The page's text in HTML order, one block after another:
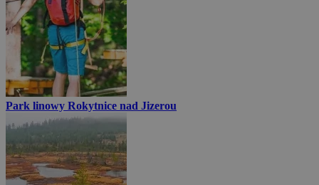
Park linowy Rokytnice nad Jizerou